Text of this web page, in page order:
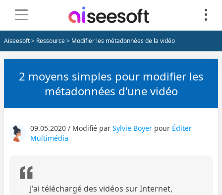
Aiseesoft> Ressource> Modifier les métadonnées de la vidéo
2 moyens simples pour modifier les
métadonnées d'une vidéo
09.05.2020 / Modifié parSylvie Boyer pour Éditer
Multimédia
J'ai téléchargé des vidéos sur Internet,